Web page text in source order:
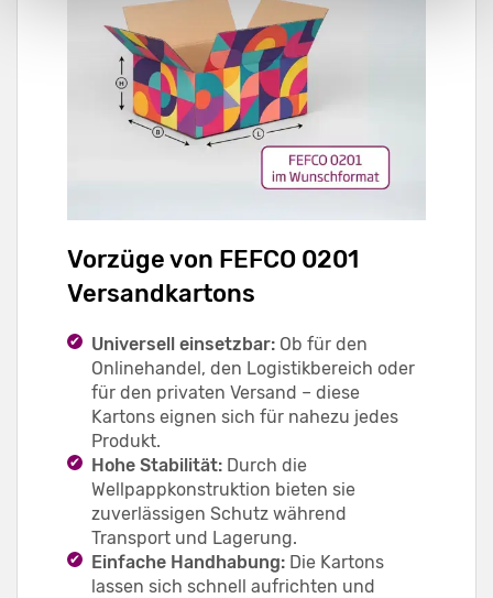
Vorzüge von FEFCO 0201
Versandkartons
Universell einsetzbar: Ob für den
Onlinehandel, den Logistikbereich oder
für den privaten Versand – diese
Kartons eignen sich für nahezu jedes
Produkt.
Hohe Stabilität: Durch die
Wellpappkonstruktion bieten sie
zuverlässigen Schutz während
Transport und Lagerung.
Einfache Handhabung: Die Kartons
lassen sich schnell aufrichten und